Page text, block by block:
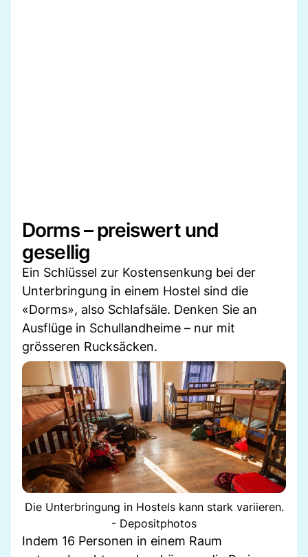
Dorms – preiswert und
gesellig
Ein Schlüssel zur Kostensenkung bei der
Unterbringung in einem Hostel sind die
«Dorms», also Schlafsäle. Denken Sie an
Ausflüge in Schullandheime – nur mit
grösseren Rucksäcken.
Die Unterbringung in Hostels kann stark variieren.
- Depositphotos
Indem 16 Personen in einem Raum